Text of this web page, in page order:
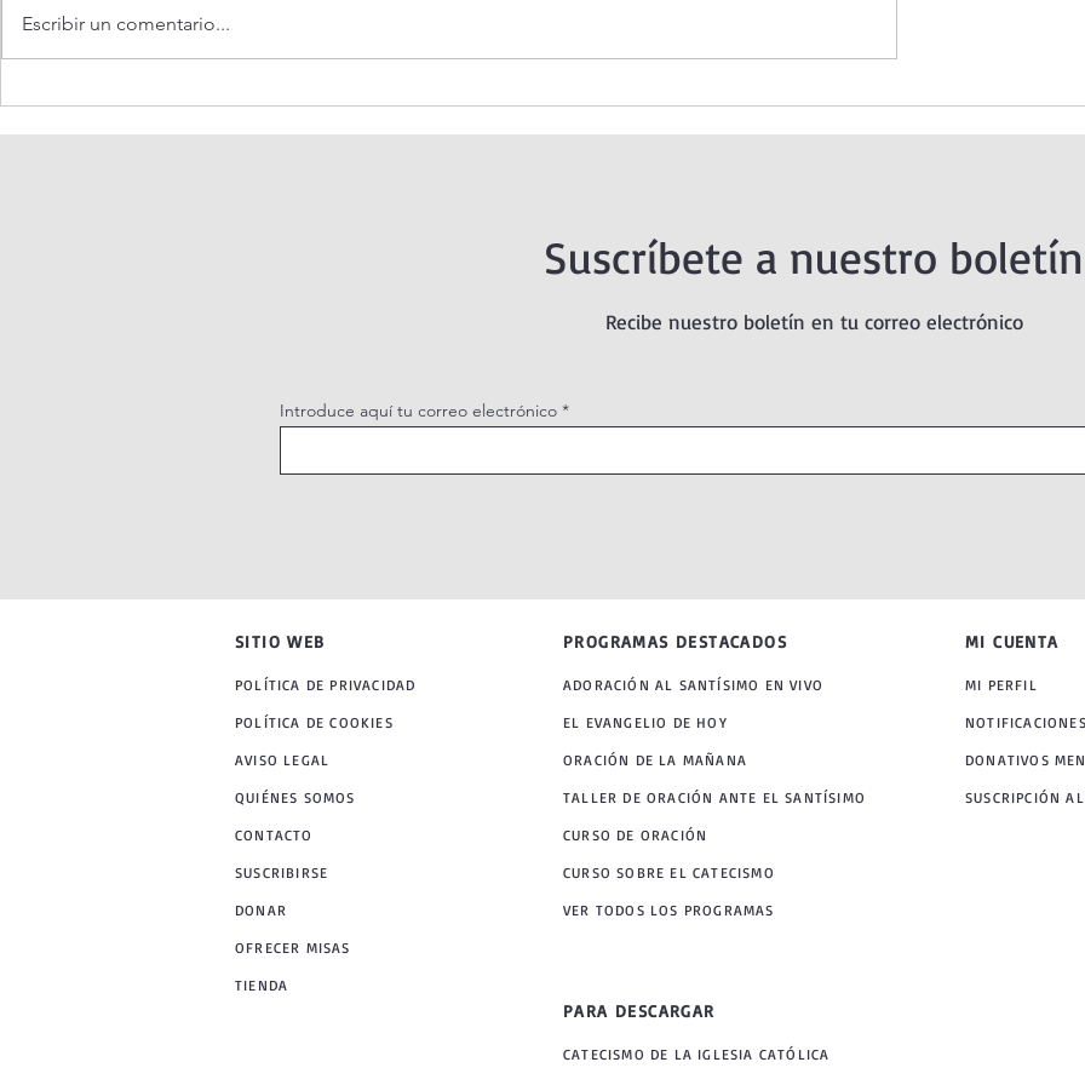
Escribir un comentario...
Suscríbete a nuestro boletín
Recibe nuestro boletín en tu correo electrónico
Introduce aquí tu correo electrónico
SITIO WEB
POLÍTICA DE PRIVACIDAD
POLÍTICA DE COOKIES
AVISO LEGAL
QUIÉNES SOMOS
CONTACTO
SUSCRIBIRSE
DONAR
PROGRAMAS DESTACADOS
ADORACIÓN AL SANTÍSIMO EN VIVO
EL EVANGELIO DE HOY
ORACIÓN DE LA MAÑANA
TALLER DE ORACIÓN ANTE EL SANTÍSIMO
MI CUENTA
MI PERFIL
NOTIFICACIONES
DONATIVOS
SUSCRIPCIÓN
CURSO DE ORACIÓN
CURSO SOBRE EL CATECISMO
VER TODOS LOS PROGRAMAS
OFRECER MISAS
TIENDA
PARA DESCARGAR
CATECISMO DE LA IGLESIA CATÓLICA